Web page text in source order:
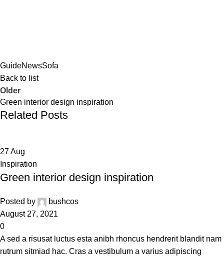
GuideNewsSofa
Back to list
Older
Green interior design inspiration
Related Posts
27Aug
Inspiration
Green interior design inspiration
Posted by
bushcos
August 27, 2021
0
A sed a risusat luctus esta anibh rhoncus hendrerit blandit nam
rutrum sitmiad hac. Cras a vestibulum a varius adipiscing